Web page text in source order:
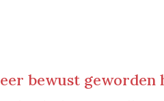
bewust geworden